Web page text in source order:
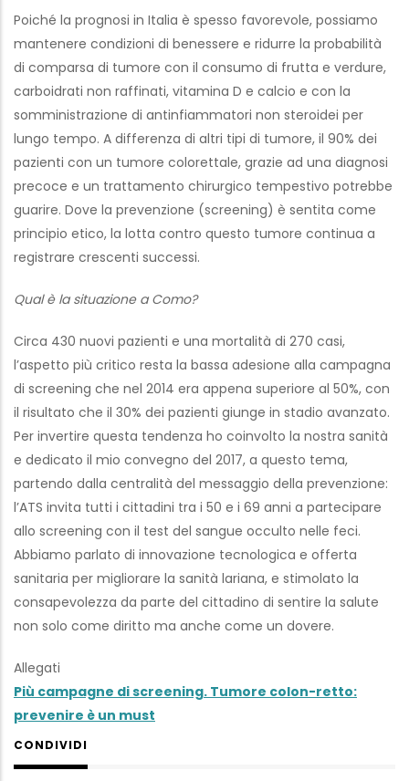
Poiché la prognosi in Italia è spesso favorevole, possiamo
mantenere condizioni di benessere e ridurre la probabilità
di comparsa di tumore con il consumo di frutta e verdure,
carboidrati non raffinati, vitamina D e calcio e con la
somministrazione di antinfiammatori non steroidei per
lungo tempo. A differenza di altri tipi di tumore, il 90% dei
pazienti con un tumore colorettale, grazie ad una diagnosi
precoce e un trattamento chirurgico tempestivo potrebbe
guarire. Dove la prevenzione (screening) è sentita come
principio etico, la lotta contro questo tumore continua a
registrare crescenti successi.
Qual è la situazione a Como?
Circa 430 nuovi pazienti e una mortalità di 270 casi,
l’aspetto più critico resta la bassa adesione alla campagna
di screening che nel 2014 era appena superiore al 50%, con
il risultato che il 30% dei pazienti giunge in stadio avanzato.
Per invertire questa tendenza ho coinvolto la nostra sanità
e dedicato il mio convegno del 2017, a questo tema,
partendo dalla centralità del messaggio della prevenzione:
l’ATS invita tutti i cittadini tra i 50 e i 69 anni a partecipare
allo screening con il test del sangue occulto nelle feci.
Abbiamo parlato di innovazione tecnologica e offerta
sanitaria per migliorare la sanità lariana, e stimolato la
consapevolezza da parte del cittadino di sentire la salute
non solo come diritto ma anche come un dovere.
Allegati
Più campagne di screening. Tumore colon-retto:
prevenire è un must
CONDIVIDI